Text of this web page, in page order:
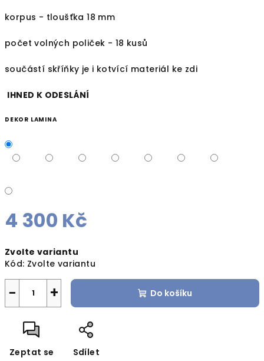
korpus - tloušťka 18 mm
počet volných poliček - 18 kusů
součástí skříňky je i kotvící materiál ke zdi
IHNED K ODESLÁNÍ
DEKOR LAMINA
4 300 Kč
cena:
Zvolte variantu
Kód: Zvolte variantu
+
− Do košíku
Zeptat se Sdílet